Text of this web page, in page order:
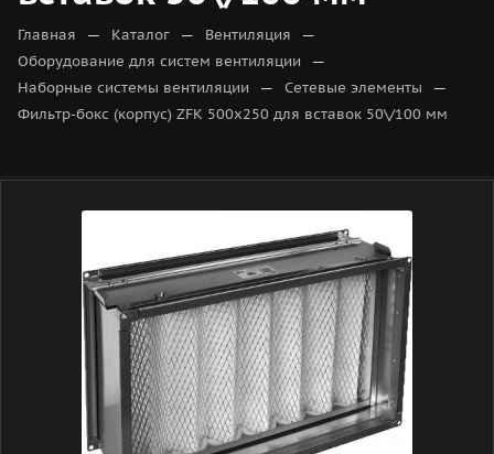
Главная — Каталог — Вентиляция —
Оборудование для систем вентиляции —
Наборные системы вентиляции — Сетевые элементы —
Фильтр-бокс (корпус) ZFK 500x250 для вставок 50\/100 мм